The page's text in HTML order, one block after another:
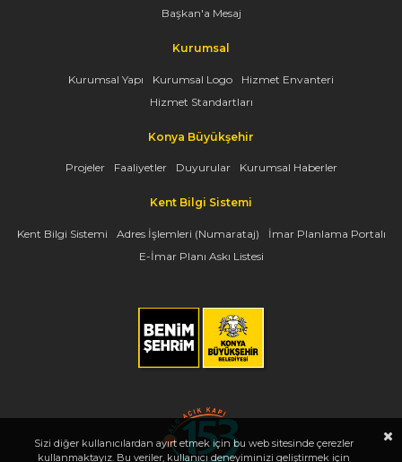
Başkan'a Mesaj
Kurumsal
Kurumsal Yapı Kurumsal Logo
Hizmet Envanteri
Hizmet Standartları
Konya Büyükşehir
Projeler Faaliyetler Duyurular Kurumsal Haberler
Kent Bilgi Sistemi
Kent Bilgi Sistemi Adres İşlemleri (Numarataj)
İmar Planlama Portalı
E-İmar Planı Askı Listesi
Sizi diğer kullanıcılardan ayırt etmek için bu web sitesinde çerezler
kullanmaktayız. Bu veriler, kullanıcı deneyiminizi geliştirmek için